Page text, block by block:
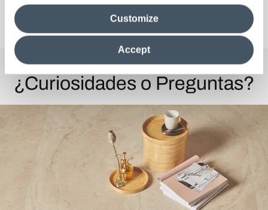
media analytics partners, who may combine itwith other
information in their possession. By closing this banner,
clicking on "Reject", it will be possible tocontinue browsing
the site after installing only technical cookies. For more
information see the
Cookie Policy
Accept
Customize
Descubra la colección
¿Curiosidades o Preguntas?